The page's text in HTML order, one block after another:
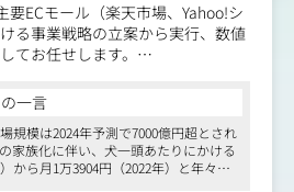
要ECモール（楽天市場、Yahoo!シ
る事業戦略の立案から実行、数値
てお任せします。
の売上目標達成に向けた戦略立案
）
達成に向けたロードマップの設計
一言
規模は2024年予測で7000億円超とされ
家族化に伴い、犬一頭あたりにかける
から月1万3904円（2022年）と年々増